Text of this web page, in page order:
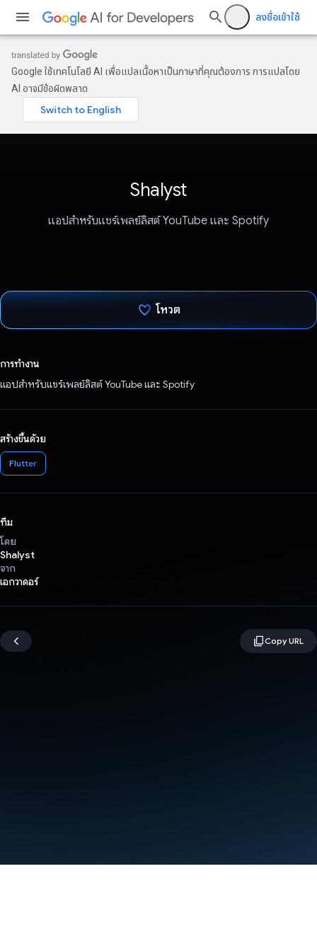
ลงชื่อเข้าใช้
Google ใช้เทคโนโลยี AI เพื่อแปลเนื้อหาเป็นภาษาที่คุณต้องการ การแปลโดย
AI อาจมีข้อผิดพลาด
Shalyst
แอปสำหรับแชร์เพลย์ลิสต์ YouTube และ Spotify
โหวต
การทำงาน
แอปสำหรับแชร์เพลย์ลิสต์ YouTube และ Spotify
สร้างขึ้นด้วย
Flutter
ทีม
โดย
Shalyst
จาก
เอกวาดอร์